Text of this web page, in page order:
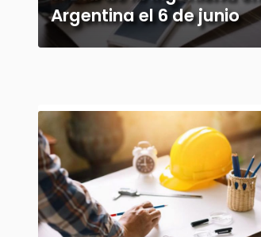
Argentina el 6 de junio